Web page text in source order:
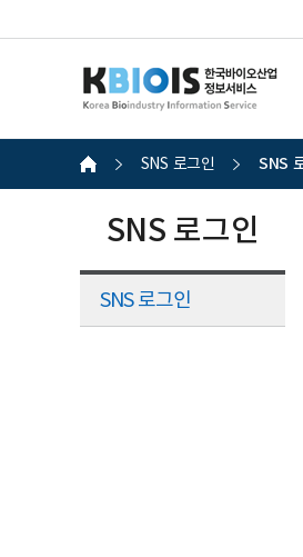
SNS 로그인 SNS
SNS 로그인
SNS 로그인